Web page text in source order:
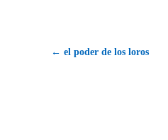
← el poder de los loros